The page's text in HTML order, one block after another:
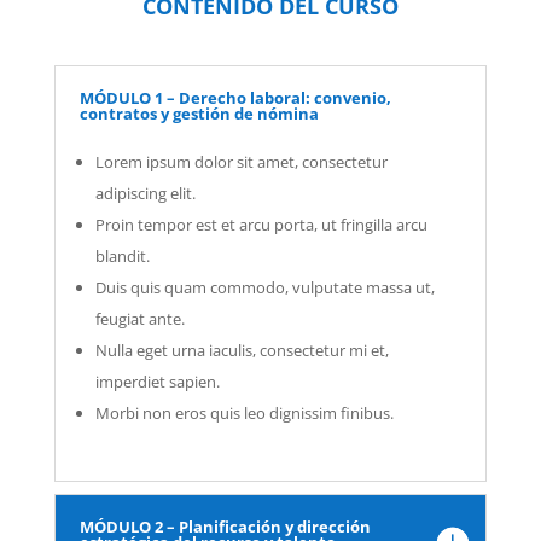
MÓDULO 1 – Derecho laboral: convenio,
contratos y gestión de nómina
Lorem ipsum dolor sit amet, consectetur
adipiscing elit.
Proin tempor est et arcu porta, ut fringilla arcu
blandit.
Duis quis quam commodo, vulputate massa ut,
feugiat ante.
Nulla eget urna iaculis, consectetur mi et,
imperdiet sapien.
Morbi non eros quis leo dignissim finibus.
MÓDULO 2 – Planificación y dirección